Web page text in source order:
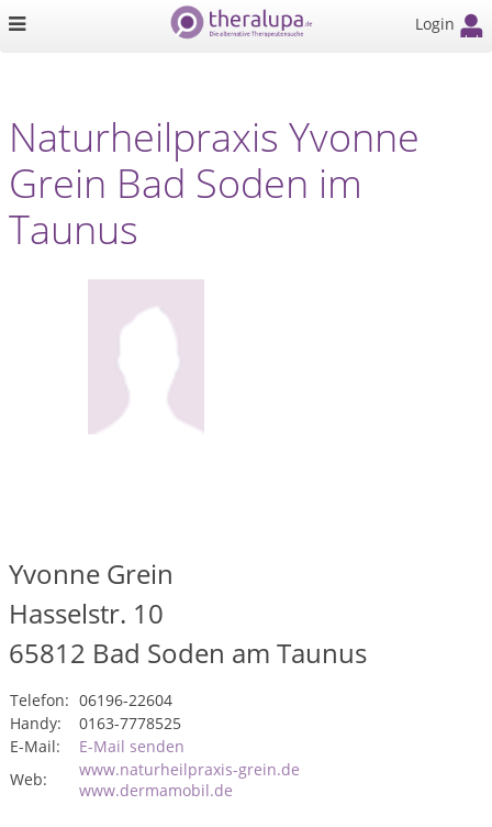
Login
Naturheilpraxis Yvonne
Grein Bad Soden im
Taunus
Yvonne Grein
Hasselstr. 10
65812 Bad Soden am Taunus
Telefon: 06196-22604
Handy:
0163-7778525
E-Mail:
E-Mail senden
Web:
www.naturheilpraxis-grein.de
www.dermamobil.de